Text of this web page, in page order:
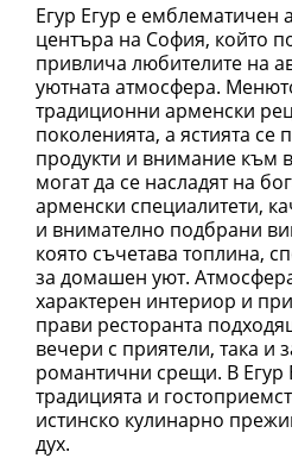
Егур Егур е емблематичен
центъра на София, който
привлича любителите на
уютната атмосфера.
традиционни арменски
поколенията, а ястията се
продукти и внимание към
могат да се насладят на
арменски специалитети,
и внимателно подбрани
която съчетава топлина,
за домашен уют.
характерен интериор и
прави ресторанта
вечери с приятели, така и
романтични срещи. В Егур
традицията и
истинско кулинарно
дух.